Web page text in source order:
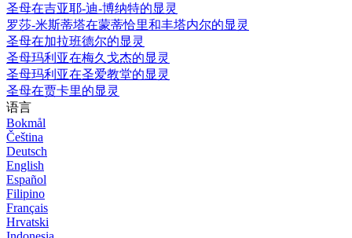
圣母在吉亚耶-迪-博纳特的显灵
罗莎-米斯蒂塔在蒙蒂恰里和丰塔内尔的显灵
圣母在加拉班德尔的显灵
圣母玛利亚在梅久戈杰的显灵
圣母玛利亚在圣爱教堂的显灵
圣母在贾卡里的显灵
语言
Bokmål
Čeština
Deutsch
English
Español
Filipino
Français
Hrvatski